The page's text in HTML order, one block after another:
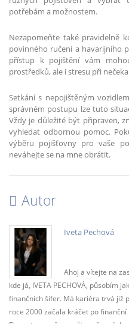
potřebám a možnostem.
Nezapomeňte také pravidelně
povinného ručení a havarijního
přístup k pojištění vám
prostředků, ale i stresu při
Setkání s nepojištěným
správném postupu lze tuto
Vždy je důležité být připraven,
vyhledat odbornou pomoc.
výběru pojišťovny pro vaše
neváhejte se na mne obrátit.
Autor
Iveta Pechová
Ahoj a vítejte na
kde já, IVETA PECHOVÁ, působím
finančních šifer. Má kariéra trvá již
roce 2000 začala kráčet po